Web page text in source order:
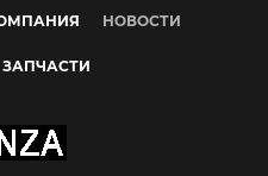
НОВОСТИ
ЗАПЧАСТИ